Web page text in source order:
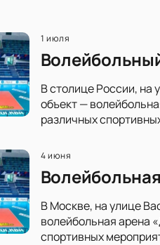
1 июля
В столице России, на
объект —
различных
4 июня
В Москве, на улице
волейбольная арена
спортивных